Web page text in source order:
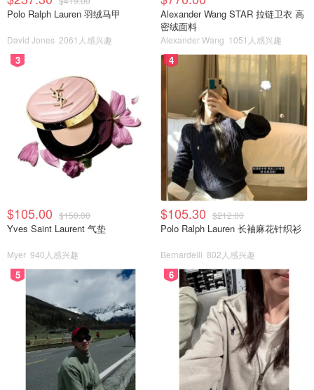
以前有一段时间非常流行的樱桃盘
这个大概是我还没开始化妆时候买的
就随便买了随便涂涂，已经不记得粉质怎么样了～
翻到了图片，就放上来啦
Polo Ralph Lauren 羽绒马甲
David Jones 2061人感兴趣
Alexander Wang STAR 拉链卫衣 高
密绒面料
Alexander Wang 1051人感兴趣
3
$105.00 $150.00
Yves Saint Laurent 气垫
Myer 940人感兴趣
4
$105.30 $212.00
Polo Ralph Lauren 长袖麻花针织衫
Bernardelli 802人感兴趣
5 6